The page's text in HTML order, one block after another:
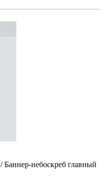
/ Баннер-небоскреб главный